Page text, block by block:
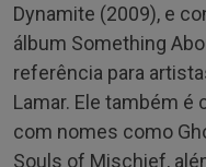
Dynamite (2009), e
álbum Something
referência para
Lamar. Ele também
com nomes como
Souls of Mischief,